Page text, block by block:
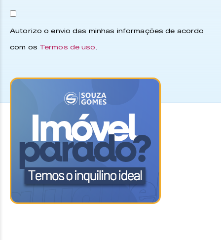
Autorizo o envio das minhas informações de acordo
com os Termos de uso.